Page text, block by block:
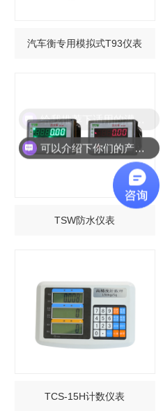
汽车衡专用模拟式T93仪表
TSW防水仪表
TCS-15H计数仪表
可以介绍下你们的产品么？
给我推荐下适用的灌装设备吧！